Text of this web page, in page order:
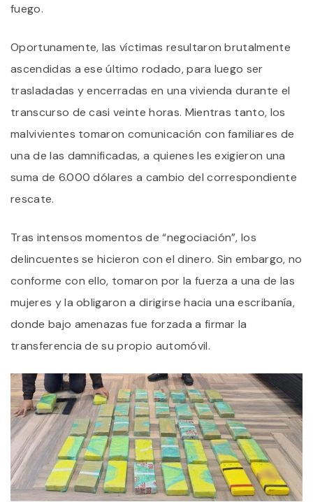
fuego.
Oportunamente, las víctimas resultaron brutalmente
ascendidas a ese último rodado, para luego ser
trasladadas y encerradas en una vivienda durante el
transcurso de casi veinte horas. Mientras tanto, los
malvivientes tomaron comunicación con familiares de
una de las damnificadas, a quienes les exigieron una
suma de 6.000 dólares a cambio del correspondiente
rescate.
Tras intensos momentos de “negociación”, los
delincuentes se hicieron con el dinero. Sin embargo, no
conforme con ello, tomaron por la fuerza a una de las
mujeres y la obligaron a dirigirse hacia una escribanía,
donde bajo amenazas fue forzada a firmar la
transferencia de su propio automóvil.